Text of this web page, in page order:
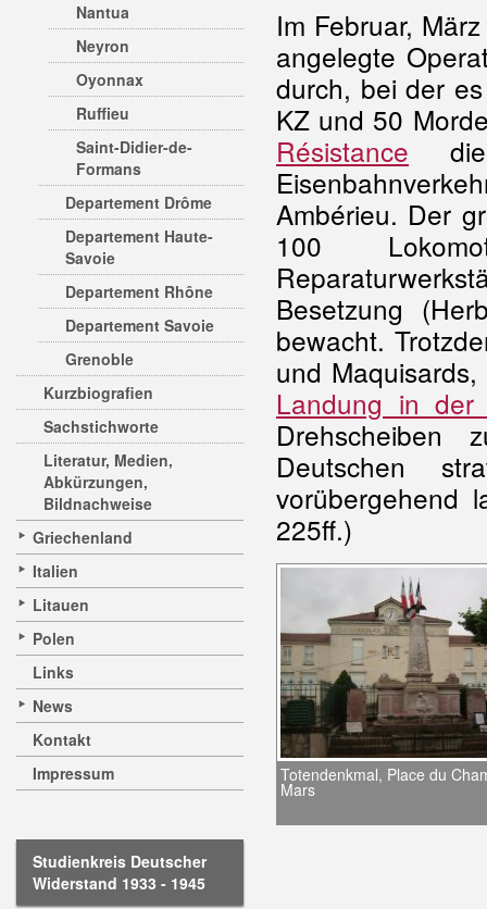
Nantua
Neyron
Oyonnax
Ruffieu
Saint-Didier-de-
Formans
Departement Drôme
Departement Haute-
Savoie
Departement Rhône
Departement Savoie
Grenoble
Kurzbiografien
Sachstichworte
Literatur, Medien,
Abkürzungen,
Bildnachweise
Griechenland
Italien
Litauen
Polen
Links
News
Kontakt
Impressum
Studienkreis Deutscher
Widerstand 1933 - 1945
Im Februar,
angelegte
durch, bei der
KZ und 50
Résistance
Ambérieu. Der
100
Besetzung
bewacht.
und
Landung in der
Deutschen
vorübergehend
225ff.)
Totendenkmal, Place du
Mars